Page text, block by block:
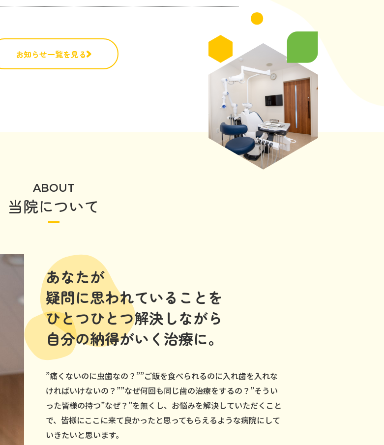
お知らせ一覧を見る
ABOUT
当院について
あなたが
疑問に思われていることを
ひとつひとつ解決しながら
自分の納得がいく治療に。
”痛くないのに虫歯なの？””ご飯を食べられるのに入れ歯を入れな
ければいけないの？””なぜ何回も同じ歯の治療をするの？”そうい
った皆様の持つ”なぜ？”を無くし、お悩みを解決していただくこと
で、皆様にここに来て良かったと思ってもらえるような病院にして
いきたいと思います。